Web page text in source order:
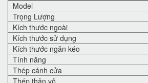
Model
Trọng Lượng
Kích thước ngoài
Kích thước sử dụng
Kích thước ngăn kéo
Tính năng
Thép cánh cửa